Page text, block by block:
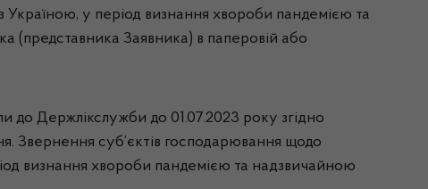
Україною, у період визнання хвороби пандемією та
(представника Заявника) в паперовій або
до Держлікслужби до 01.07.2023 року згідно
Звернення суб’єктів господарювання щодо
визнання хвороби пандемією та надзвичайною